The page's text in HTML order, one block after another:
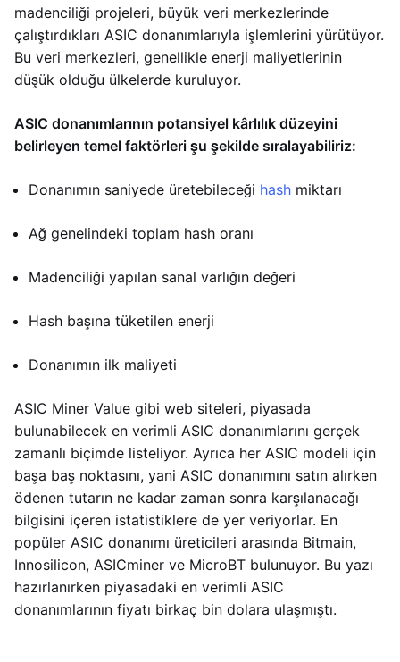
madenciliği projeleri, büyük veri merkezlerinde
çalıştırdıkları ASIC donanımlarıyla işlemlerini yürütüyor.
Bu veri merkezleri, genellikle enerji maliyetlerinin
düşük olduğu ülkelerde kuruluyor.
ASIC donanımlarının potansiyel kârlılık düzeyini
belirleyen temel faktörleri şu şekilde sıralayabiliriz:
Donanımın saniyede üretebileceği hash miktarı
Ağ genelindeki toplam hash oranı
Madenciliği yapılan sanal varlığın değeri
Hash başına tüketilen enerji
Donanımın ilk maliyeti
ASIC Miner Value gibi web siteleri, piyasada
bulunabilecek en verimli ASIC donanımlarını gerçek
zamanlı biçimde listeliyor. Ayrıca her ASIC modeli için
başa baş noktasını, yani ASIC donanımını satın alırken
ödenen tutarın ne kadar zaman sonra karşılanacağı
bilgisini içeren istatistiklere de yer veriyorlar. En
popüler ASIC donanımı üreticileri arasında Bitmain,
Innosilicon, ASICminer ve MicroBT bulunuyor. Bu yazı
hazırlanırken piyasadaki en verimli ASIC
donanımlarının fiyatı birkaç bin dolara ulaşmıştı.